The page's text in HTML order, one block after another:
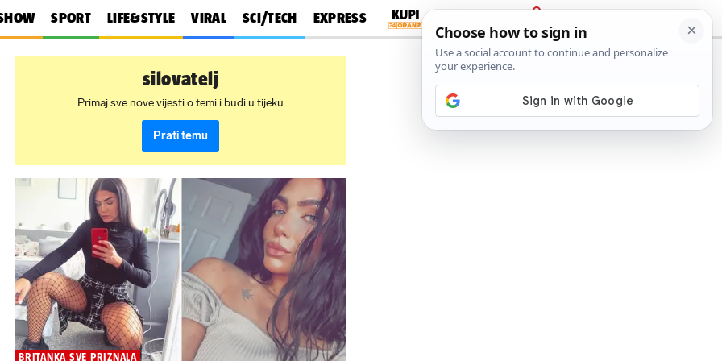
SPORT LIFE&STYLE VIRAL SCI/TECH EXPRESS
PRIJAVA
silovatelj
Primaj sve nove vijesti o temi i budi u tijeku
Prati temu
BRITANKA SVE PRIZNALA